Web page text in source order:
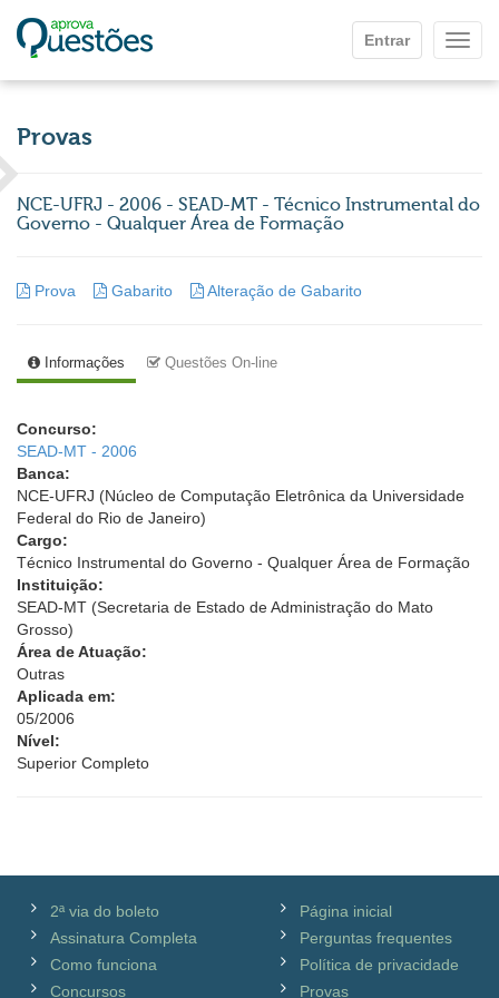
Entrar
Provas
NCE-UFRJ - 2006 - SEAD-MT - Técnico Instrumental do
Governo - Qualquer Área de Formação
Prova Gabarito Alteração de Gabarito
Informações Questões On-line
Concurso:
SEAD-MT - 2006
Banca:
NCE-UFRJ (Núcleo de Computação Eletrônica da Universidade
Federal do Rio de Janeiro)
Cargo:
Técnico Instrumental do Governo - Qualquer Área de Formação
Instituição:
SEAD-MT (Secretaria de Estado de Administração do Mato
Grosso)
Área de Atuação:
Outras
Aplicada em:
05/2006
Nível:
Superior Completo
2ª via do boleto
Assinatura Completa
Como funciona
Concursos
Página inicial
Perguntas frequentes
Política de privacidade
Provas